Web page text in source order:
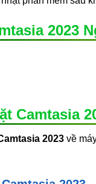
2023
Camtasia
2023 về